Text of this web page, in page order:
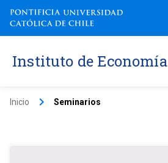
Instituto de Economía
Inicio keyboard_arrow_right Seminarios